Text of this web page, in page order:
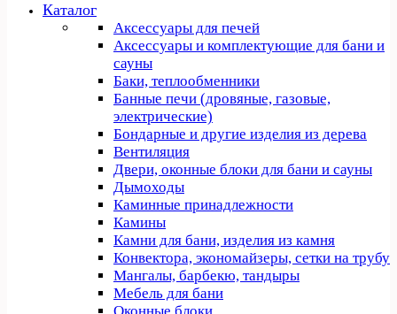
Каталог
Аксессуары для печей
Аксессуары и комплектующие для бани и
сауны
Баки, теплообменники
Банные печи (дровяные, газовые,
электрические)
Бондарные и другие изделия из дерева
Вентиляция
Двери, оконные блоки для бани и сауны
Дымоходы
Каминные принадлежности
Камины
Камни для бани, изделия из камня
Конвектора, экономайзеры, сетки на трубу
Мангалы, барбекю, тандыры
Мебель для бани